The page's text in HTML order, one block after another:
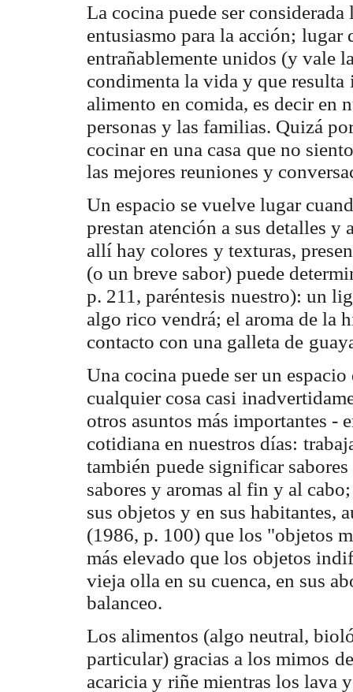
La cocina puede ser considerada
entusiasmo para la acción; lugar
entrañablemente unidos (y vale
condimenta la vida y que resulta
alimento en comida, es decir en
personas y las familias. Quizá
cocinar en una casa que no
las mejores reuniones y
Un espacio se vuelve lugar
prestan atención a sus detalles y
allí hay colores y texturas,
(o un breve sabor) puede
p. 211, paréntesis nuestro): un
algo rico vendrá; el aroma de la
contacto con una galleta de
Una cocina puede ser un
cualquier cosa casi
otros asuntos más importantes -
cotidiana en nuestros días:
también puede significar
sabores y aromas al fin y al cabo;
sus objetos y en sus habitantes,
(1986, p. 100) que los "objetos
más elevado que los objetos
vieja olla en su cuenca, en sus
balanceo.
Los alimentos (algo neutral,
particular) gracias a los mimos
acaricia y riñe mientras los lava